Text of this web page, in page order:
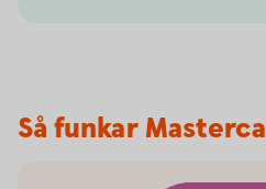
Så funkar